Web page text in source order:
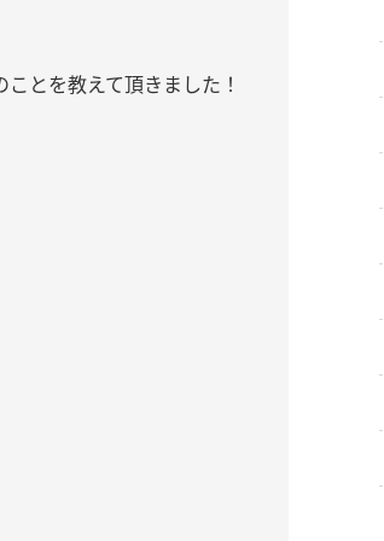
とを教えて頂きました！